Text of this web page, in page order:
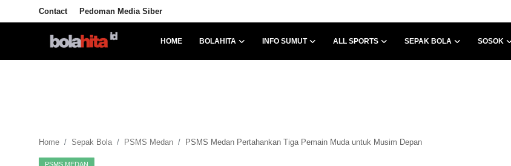
Contact Pedoman Media Siber
HOME BOLAHITA INFO SUMUT ALL SPORTS SEPAK BOLA SOSOK
All Sports
Home Sepak Bola PSMS Medan PSMS Medan Pertahankan Tiga Pemain Muda untuk Musim Depan
PSMS MEDAN